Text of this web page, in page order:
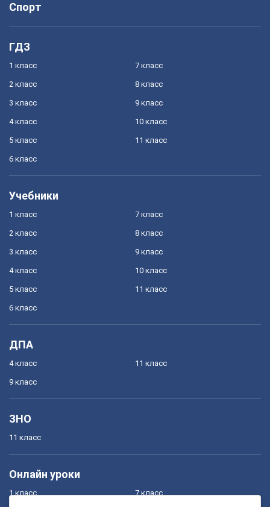
Спорт
ГДЗ
1 класс
2 класс
3 класс
4 класс
5 класс
6 класс
7 класс
8 класс
9 класс
10 класс
11 класс
Учебники
1 класс
2 класс
3 класс
4 класс
5 класс
6 класс
7 класс
8 класс
9 класс
10 класс
11 класс
ДПА
4 класс
9 класс
11 класс
ЗНО
11 класс
Онлайн уроки
1 класс 7 класс